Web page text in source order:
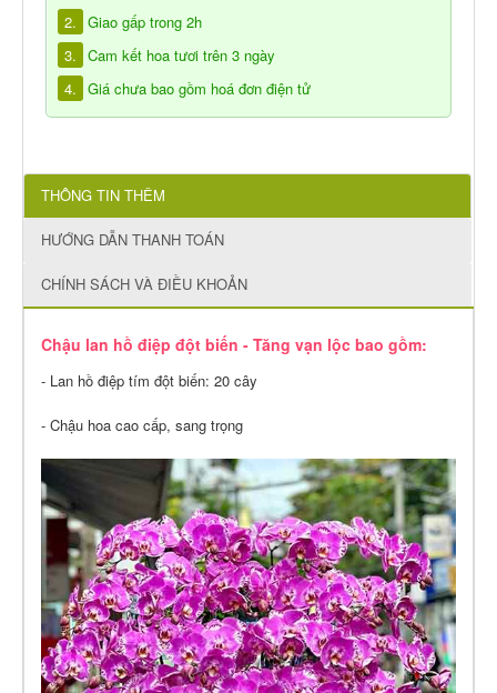
2. Giao gấp trong 2h
3. Cam kết hoa tươi trên 3 ngày
4. Giá chưa bao gồm hoá đơn điện tử
THÔNG TIN THÊM
HƯỚNG DẪN THANH TOÁN
CHÍNH SÁCH VÀ ĐIỀU KHOẢN
Chậu lan hồ điệp đột biến - Tăng vạn lộc bao gồm:
- Lan hồ điệp tím đột biến: 20 cây
- Chậu hoa cao cấp, sang trọng